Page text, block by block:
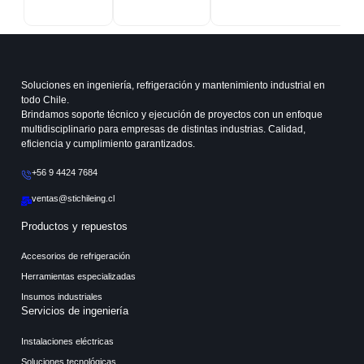
Soluciones en ingeniería, refrigeración y mantenimiento industrial en
todo Chile.
Brindamos soporte técnico y ejecución de proyectos con un enfoque
multidisciplinario para empresas de distintas industrias. Calidad,
eficiencia y cumplimiento garantizados.
+56 9 4424 7684
ventas@stichileing.cl
Productos y repuestos
Accesorios de refrigeración
Herramientas especializadas
Insumos industriales
Servicios de ingeniería
Instalaciones eléctricas
Soluciones tecnológicas